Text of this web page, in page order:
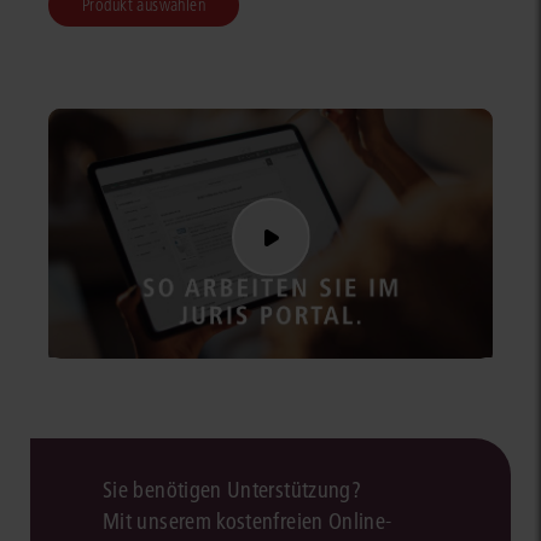
Produkt auswählen
Sie benötigen Unterstützung?
Mit unserem kostenfreien Online-